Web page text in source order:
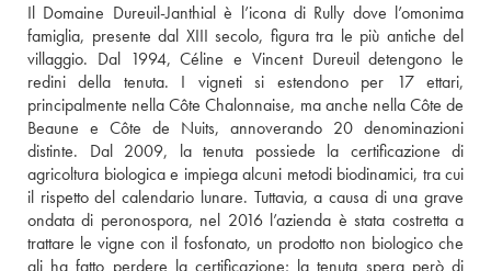
Il Domaine Dureuil-Janthial è l’icona di Rully dove l’omonima
famiglia, presente dal XIII secolo, figura tra le più antiche del
villaggio. Dal 1994, Céline e Vincent Dureuil detengono le
redini della tenuta. I vigneti si estendono per 17 ettari,
principalmente nella Côte Chalonnaise, ma anche nella Côte de
Beaune e Côte de Nuits, annoverando 20 denominazioni
distinte. Dal 2009, la tenuta possiede la certificazione di
agricoltura biologica e impiega alcuni metodi biodinamici, tra cui
il rispetto del calendario lunare. Tuttavia, a causa di una grave
ondata di peronospora, nel 2016 l’azienda è stata costretta a
trattare le vigne con il fosfonato, un prodotto non biologico che
gli ha fatto perdere la certificazione; la tenuta spera però di